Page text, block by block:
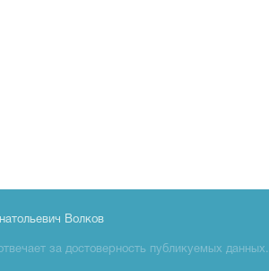
Волков
за достоверность публикуемых данных.